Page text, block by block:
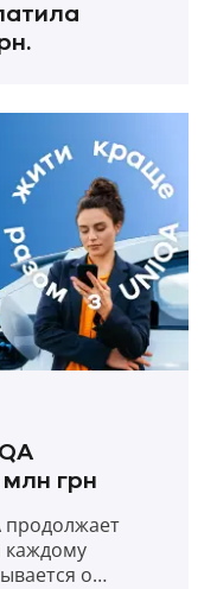
грн
продолжает
о